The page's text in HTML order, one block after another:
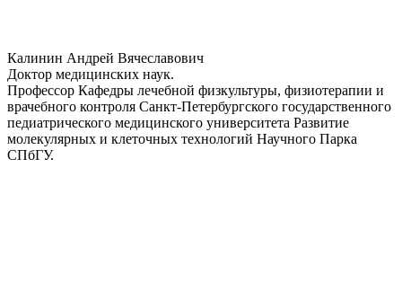
Калинин Андрей Вячеславович
Доктор медицинских наук.
Профессор Кафедры лечебной физкультуры, физиотерапии и
врачебного контроля Санкт-Петербургского государственного
педиатрического медицинского университета Развитие
молекулярных и клеточных технологий Научного Парка
СПбГУ.